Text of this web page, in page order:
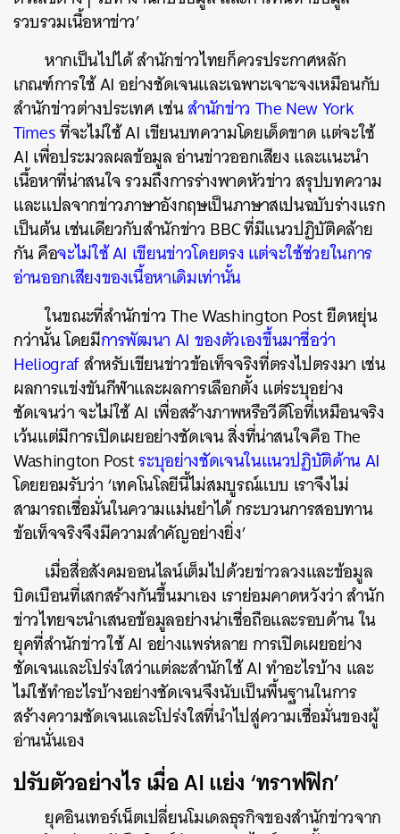
รวบรวมเนื้อหาข่าว’
หากเป็นไปได้ สำนักข่าวไทยก็ควรประกาศหลัก
เกณฑ์การใช้ AI อย่างชัดเจนและเฉพาะเจาะจงเหมือนกับ
สำนักข่าวต่างประเทศ เช่นสำนักข่าว The New York
Timesที่จะไม่ใช้ AI เขียนบทความโดยเด็ดขาด แต่จะใช้
AI เพื่อประมวลผลข้อมูล อ่านข่าวออกเสียง และแนะนำ
เนื้อหาที่น่าสนใจ รวมถึงการร่างพาดหัวข่าว สรุปบทความ
และแปลจากข่าวภาษาอังกฤษเป็นภาษาสเปนฉบับร่างแรก
เป็นต้น เช่นเดียวกับสำนักข่าว BBC ที่มีแนวปฏิบัติคล้าย
กัน คือจะไม่ใช้ AI เขียนข่าวโดยตรง แต่จะใช้ช่วยในการ
อ่านออกเสียงของเนื้อหาเดิมเท่านั้น
ในขณะที่สำนักข่าว The Washington Post ยืดหยุ่น
กว่านั้น โดยมีการพัฒนา AI ของตัวเองขึ้นมาชื่อว่า
Heliografสำหรับเขียนข่าวข้อเท็จจริงที่ตรงไปตรงมา เช่น
ผลการแข่งขันกีฬาและผลการเลือกตั้ง แต่ระบุอย่าง
ชัดเจนว่า จะไม่ใช้ AI เพื่อสร้างภาพหรือวีดีโอที่เหมือนจริง
เว้นแต่มีการเปิดเผยอย่างชัดเจน สิ่งที่น่าสนใจคือ The
Washington Postระบุอย่างชัดเจนในแนวปฏิบัติด้าน AI
โดยยอมรับว่า ‘เทคโนโลยีนี้ไม่สมบูรณ์แบบ เราจึงไม่
สามารถเชื่อมั่นในความแม่นยำได้ กระบวนการสอบทาน
ข้อเท็จจริงจึงมีความสำคัญอย่างยิ่ง’
เมื่อสื่อสังคมออนไลน์เต็มไปด้วยข่าวลวงและข้อมูล
บิดเบือนที่เสกสร้างกันขึ้นมาเอง เราย่อมคาดหวังว่า สำนัก
ข่าวไทยจะนำเสนอข้อมูลอย่างน่าเชื่อถือและรอบด้าน ใน
ยุคที่สำนักข่าวใช้ AI อย่างแพร่หลาย การเปิดเผยอย่าง
ชัดเจนและโปร่งใสว่าแต่ละสำนักใช้ AI ทำอะไรบ้าง และ
ไม่ใช้ทำอะไรบ้างอย่างชัดเจนจึงนับเป็นพื้นฐานในการ
สร้างความชัดเจนและโปร่งใสที่นำไปสู่ความเชื่อมั่นของผู้
อ่านนั่นเอง
ปรับตัวอย่างไร เมื่อ AI แย่ง ‘ทราฟฟิก’
ยุคอินเทอร์เน็ตเปลี่ยนโมเดลธุรกิจของสำนักข่าวจาก